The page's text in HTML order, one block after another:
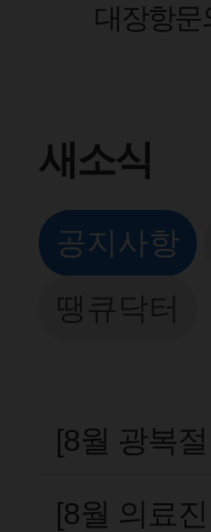
외과/최병조
새소식
공지사항
[8월 광복
[8월 의료